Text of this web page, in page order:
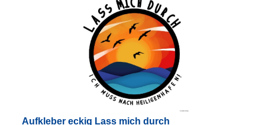
Aufkleber eckig Lass mich durch